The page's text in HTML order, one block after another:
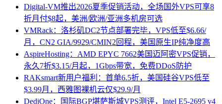
Digital-VM推出2026夏季促销活动，全场国外VPS可享8
折月付$8起，美洲/欧洲/亚洲多机房可选
VMRack：洛杉矶DC2节点部署完毕，VPS低至$6.66/
月，CN2 GIA/9929/CMIN2回程，美国原生IP纯净度高
AspireHosting：AMD EPYC 7662美国迈阿密VPS促销，
永久7折$3.15/月起，1Gbps带宽，免费DDoS防护
RAKsmart新用户福利：首单6.5折，美国硅谷VPS低至
$3.99月，西雅图裸机云仅$29.9/月
DediOne：国际BGP堪萨斯城VPS测评，Intel E5-2695 v4